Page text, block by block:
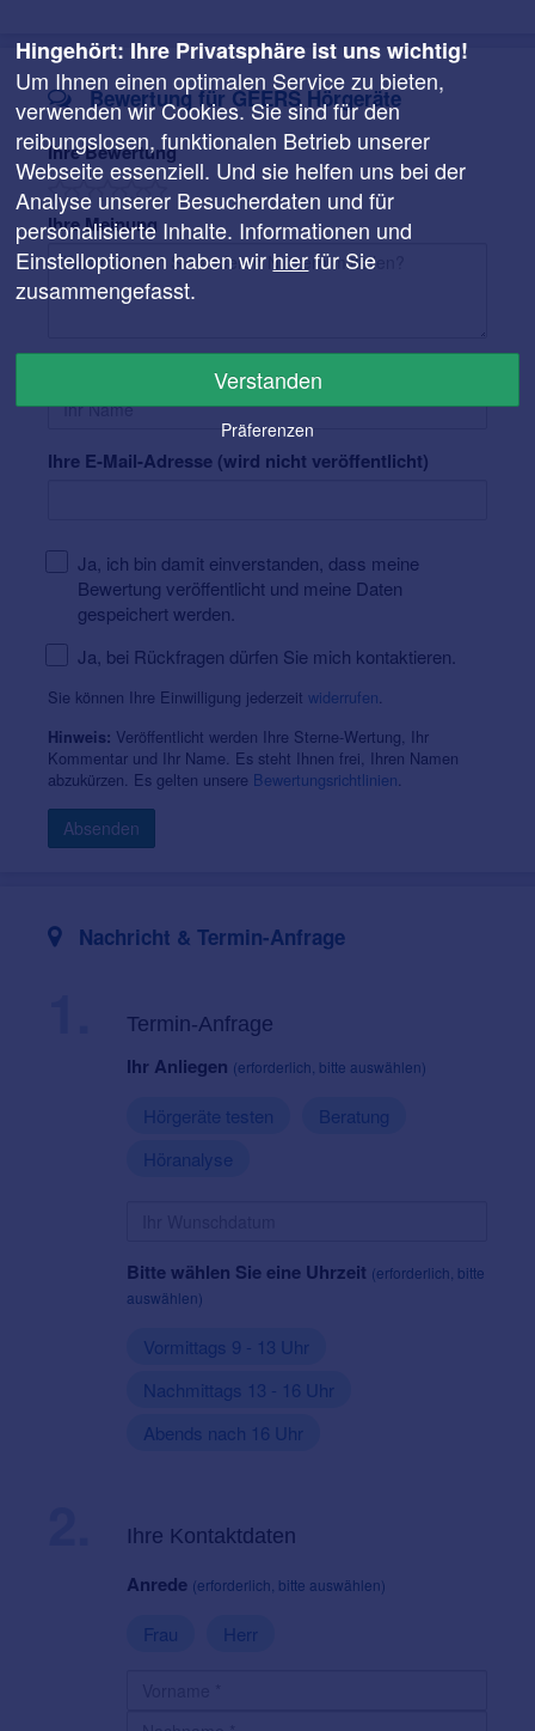
Bewertung für GEERS Hörgeräte
Ihre Bewertung
Ihre Meinung
Ihre E-Mail-Adresse (wird nicht veröffentlicht)
Ja, ich bin damit einverstanden, dass meine
Bewertung veröffentlicht und meine Daten
gespeichert werden.
Ja, bei Rückfragen dürfen Sie mich kontaktieren.
Sie können Ihre Einwilligung jederzeit widerrufen.
Hinweis: Veröffentlicht werden Ihre Sterne-Wertung, Ihr
Kommentar und Ihr Name. Es steht Ihnen frei, Ihren Namen
abzukürzen. Es gelten unsere Bewertungsrichtlinien.
Absenden
Nachricht & Termin-Anfrage
Termin-Anfrage
Ihr Anliegen (erforderlich, bitte auswählen)
Hörgeräte testen
Beratung
Höranalyse
Bitte wählen Sie eine Uhrzeit (erforderlich, bitte
auswählen)
Vormittags 9 - 13 Uhr
Nachmittags 13 - 16 Uhr
Abends nach 16 Uhr
Ihre Kontaktdaten
Anrede (erforderlich, bitte auswählen)
Frau Herr
Hingehört: Ihre Privatsphäre ist uns wichtig!
Um Ihnen einen optimalen Service zu bieten,
verwenden wir Cookies. Sie sind für den
reibungslosen, funktionalen Betrieb unserer
Webseite essenziell. Und sie helfen uns bei der
Analyse unserer Besucherdaten und für
personalisierte Inhalte. Informationen und
Einstelloptionen haben wir hierfür Sie
zusammengefasst.
Verstanden
Präferenzen